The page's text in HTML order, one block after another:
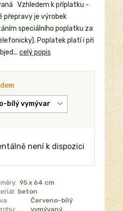
Vzhledem k příplatku -
přepravy je výrobek
speciálního poplatku za
Poplatek platí i při
celý popis
není k dispozici
95 x 64 cm
beton
Červeno-bílý
vymývaný